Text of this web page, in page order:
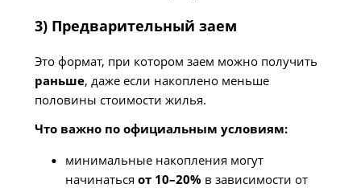
3) Предварительный заем
Это формат, при котором заем можно получить
раньше, даже если накоплено меньше
половины стоимости жилья.
Что важно по официальным условиям:
минимальные накопления могут
начинаться от 10–20% в зависимости от